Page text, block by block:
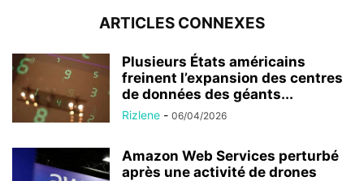
ARTICLES CONNEXES
Plusieurs États américains
freinent l’expansion des centres
de données des géants...
Rizlene - 06/04/2026
Amazon Web Services perturbé
après une activité de drones